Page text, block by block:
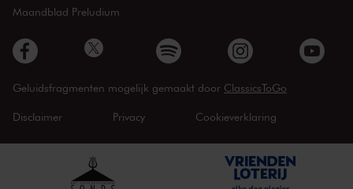
Maandblad Preludium
Geluidsfragmenten mogelijk gemaakt door ClassicsToGo
Disclaimer Privacy Cookieverklaring